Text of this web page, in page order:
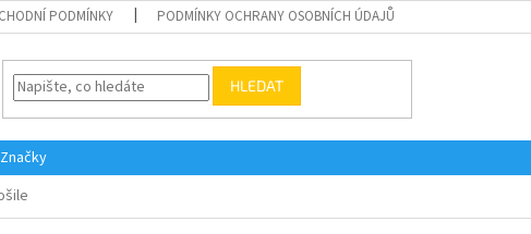
PODMÍNKY PODMÍNKY OCHRANY OSOBNÍCH ÚDAJŮ
HLEDAT
Značky